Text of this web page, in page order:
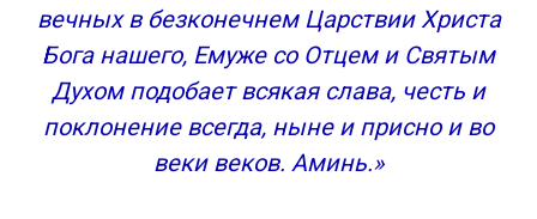
вечных в безконечнем Царствии Христа
Бога нашего, Емуже со Отцем и Святым
Духом подобает всякая слава, честь и
поклонение всегда, ныне и присно и во
веки веков. Аминь.»